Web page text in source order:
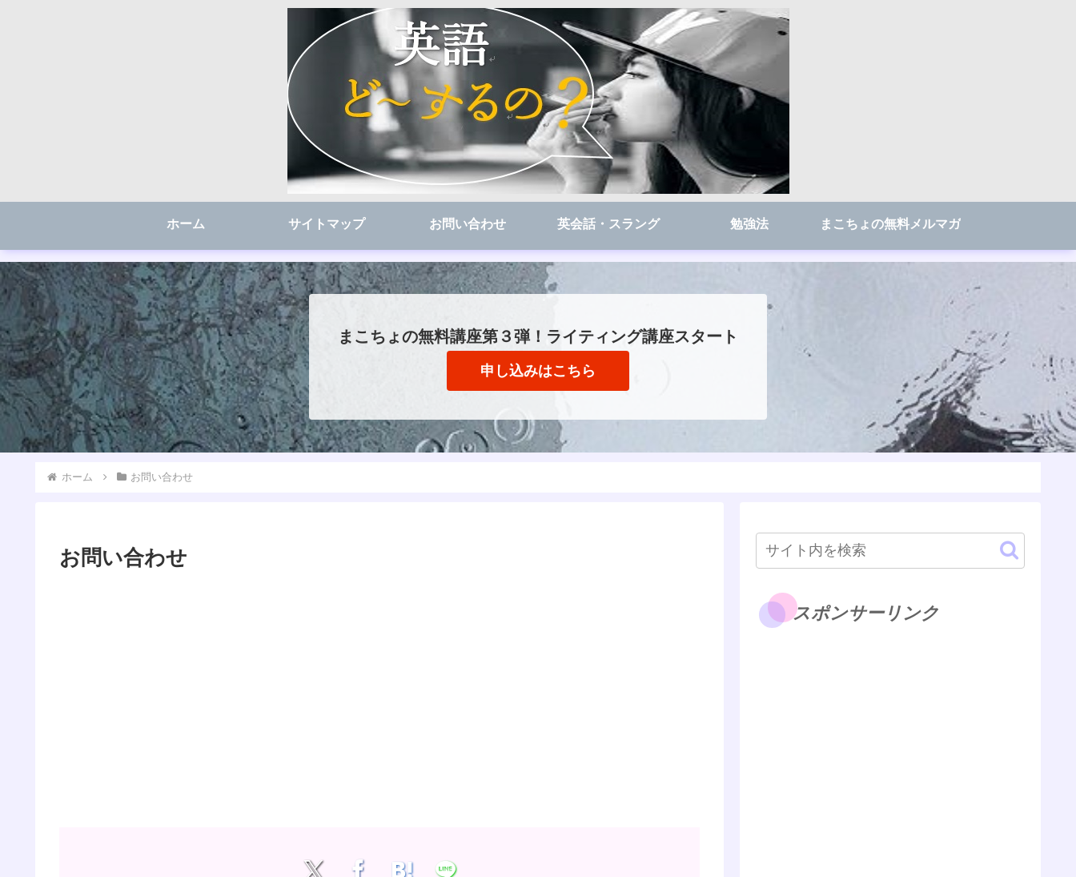
ホーム サイトマップ お問い合わせ 英会話・スラング 勉強法 まこちょの無料メルマガ
まこちょの無料講座第３弾！ライティング講座スタート
申し込みはこちら
ホーム お問い合わせ
お問い合わせ
スポンサーリンク